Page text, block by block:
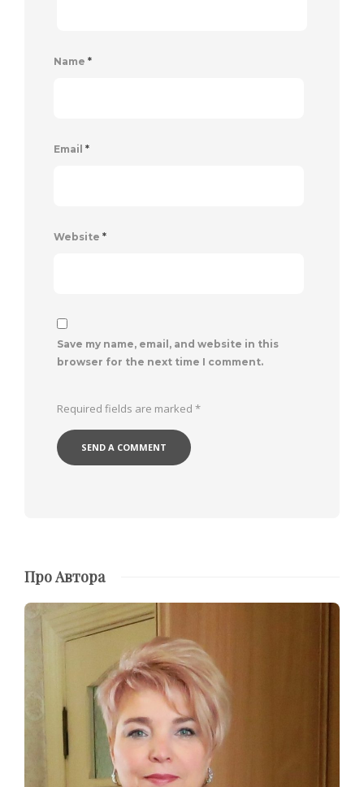
Name *
Email *
Website *
Save my name, email, and website in this
browser for the next time I comment.
Required fields are marked *
Про Автора